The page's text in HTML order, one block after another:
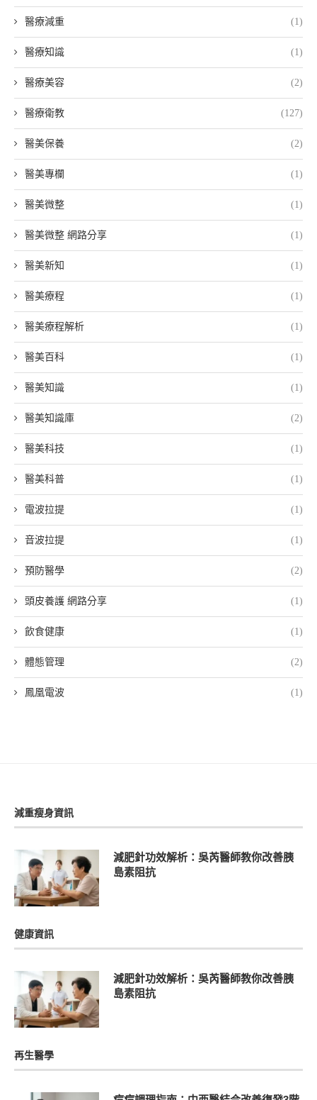
醫療減重 (1)
醫療知識 (1)
醫療美容 (2)
醫療衛教 (127)
醫美保養 (2)
醫美專欄 (1)
醫美微整 (1)
醫美微整 網路分享 (1)
醫美新知 (1)
醫美療程 (1)
醫美療程解析 (1)
醫美百科 (1)
醫美知識 (1)
醫美知識庫 (2)
醫美科技 (1)
醫美科普 (1)
電波拉提 (1)
音波拉提 (1)
預防醫學 (2)
頭皮養護 網路分享 (1)
飲食健康 (1)
體態管理 (2)
鳳凰電波 (1)
減重瘦身資訊
減肥針功效解析：吳芮醫師教你改善胰
島素阻抗
健康資訊
減肥針功效解析：吳芮醫師教你改善胰
島素阻抗
再生醫學